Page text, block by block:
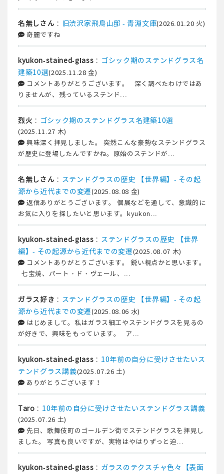
名無しさん : 旧渋沢家飛鳥山邸 - 青淵文庫(2026.01.20 火)
奇麗ですね
kyukon-stained-glass : ゴシック期のステンドグラス名
建築10選(2025.11.28 金)
コメントありがとうございます。 深く調べたわけではあ
りませんが、残っているステンド...
烈火 : ゴシック期のステンドグラス名建築10選
(2025.11.27 木)
興味深く拝見しました。 突然こんな豪勢なステンドグラス
が歴史に登場したんですかね。原始のステンドが...
名無しさん : ステンドグラスの歴史 【世界編】- その起
源から近代までの変遷(2025.08.08 金)
返信ありがとうございます。 個展などを通して、意識的に
お気に入りを探したいと思います。kyukon...
kyukon-stained-glass : ステンドグラスの歴史 【世界
編】- その起源から近代までの変遷(2025.08.07 木)
コメントありがとうございます。 鋭い視点かと思います。
七宝焼、パート・ド・ヴェール、...
ガラス好き : ステンドグラスの歴史 【世界編】- その起
源から近代までの変遷(2025.08.06 水)
はじめまして。私はガラス細工やステンドグラスを見るの
が好きで、興味をもっています。 ア...
kyukon-stained-glass : 10年前の自分に受けさせたいス
テンドグラス講義(2025.07.26 土)
ありがとうございます！
Taro : 10年前の自分に受けさせたいステンドグラス講義
(2025.07.26 土)
先日、歌舞伎町のゴールデン街でステンドグラスを拝見し
ました。 写真も良いですが、実物はやはりずっと迫...
kyukon-stained-glass : ガラスのテクスチャ色々【表面